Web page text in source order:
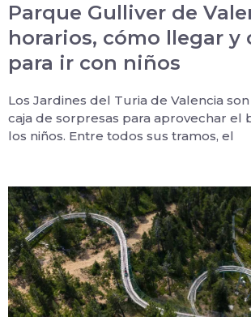
Parque Gulliver de
horarios, cómo llegar y
para ir con niños
Los Jardines del Turia de Valencia son una auténtica
caja de sorpresas para aprovechar el
los niños. Entre todos sus tramos, el